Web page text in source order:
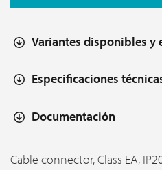
Variantes disponibles y
Especificaciones
Documentación
Cable connector, Class EA,